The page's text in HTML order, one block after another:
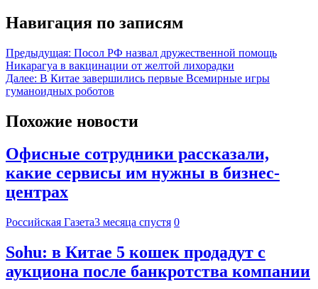
Навигация по записям
Предыдущая: Посол РФ назвал дружественной помощь
Никарагуа в вакцинации от желтой лихорадки
Далее: В Китае завершились первые Всемирные игры
гуманоидных роботов
Похожие новости
Офисные сотрудники рассказали,
какие сервисы им нужны в бизнес-
центрах
Российская Газета3 месяца спустя 0
Sohu: в Китае 5 кошек продадут с
аукциона после банкротства компании